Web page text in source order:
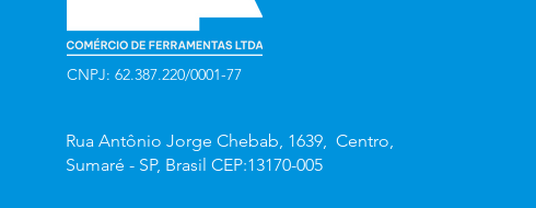
CNPJ: 62.387.220/0001-77
Rua Antônio Jorge Chebab, 1639, Centro,
Sumaré - SP, Brasil CEP:13170-005